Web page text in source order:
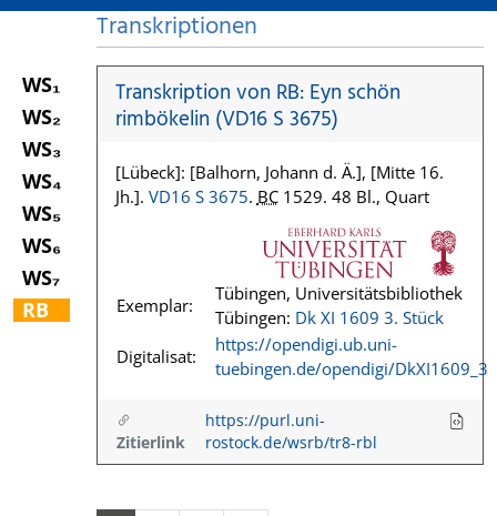
WS₁
WS₂
WS₃
WS₄
WS₅
WS₆
WS₇
RB
Transkriptionen
Transkription von RB: Eyn schön
rimbökelin (VD16 S 3675)
[Lübeck]: [Balhorn, Johann d. Ä.], [Mitte 16.
Jh.]. VD16 S 3675. BC1529. 48 Bl., Quart
Exemplar:
Tübingen, Universitätsbibliothek
Tübingen: Dk XI 1609 3. Stück
Digitalisat:
https://opendigi.ub.uni-
tuebingen.de/opendigi/DkXI1609_3
Zitierlink
https://purl.uni-
rostock.de/wsrb/tr8-rbl